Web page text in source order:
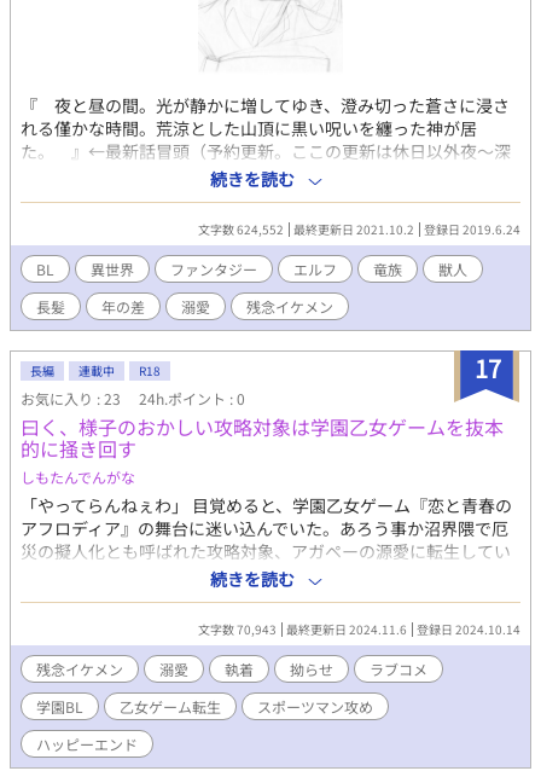
『 夜と昼の間。光が静かに増してゆき、澄み切った蒼さに浸さ
れる僅かな時間。荒涼とした山頂に黒い呪いを纏った神が居
た。 』←最新話冒頭（予約更新。ここの更新は休日以外夜～深
夜になります） 今宮柚月（イマミヤユヅキ）は16歳の女子高
生。図書館で一冊の本を手に取ろうとしたら異世界へ飛んでしま
った。うーん、いい天気。空を落下してますけど！！神様の説明
とか加護とかないんですけど！！これは夢？ 男性に転換後、出会
った男に無理矢理ヤられほだされ、一緒に過ごす内に世界を知
り、危機を知り、救ってゆく、そんなありふれた物語。 ★エロ☆
微エロ。 数字がないのは主人公以外の視点の回になります。 コロ
コロ更新ペースが変わるため、目次下段のフリースペースにお知
らせを載せています。マイペースな素人投稿。 ハッピーエンド予
定です。 表紙は主人公ではなかったりします。 落書き増加分、表
紙を変えてゆくスタイルです。 詳細（簡単）は落書きページをど
うぞです。
続きを読む
文字数 624,552 最終更新日 2021.10.2 登録日 2019.6.24
BL 異世界 ファンタジー エルフ 竜族
獣人
長髪
年の差 溺愛 残念イケメン
17
長編 連載中 R18
お気に入り : 23 24h.ポイント : 0
曰く、様子のおかしい攻略対象は学園乙女ゲームを抜本
的に掻き回す
しもたんでんがな
「やってらんねぇわ」 目覚めると、学園乙女ゲーム『恋と青春の
アフロディア』の舞台に迷い込んでいた。あろう事か沼界隈で厄
災の擬人化とも呼ばれた攻略対象、アガペーの源愛に転生してい
た事に気が付いた俺は開き直って溶けかけたアイスを啜った。 掻
き回し役の源愛が人生を大きく躓くキッカケで前世の記憶を取り
戻すも既に後の祭り。 乙女ゲーム本番の学園生活が始まるまで残
り数年、何が何でも物語のキッカケとなるイベントを回避すると
決意した。 家族の為、友の為。 大義名分を引っ提げ、己がために
持ち前の推定愛嬌と厚かましさだけで襲い来るイベントと出歯亀
どもを次々と掻い潜る。 異変に気付いた時には時既に遅し。いつ
の間にか三国一の愛されもんになっていたバッタもん攻略対象の
珍話開幕。 ※18overにはタイトルに※を付けます(後半予定)。 ※
続きを読む
文字数 70,943 最終更新日 2024.11.6 登録日 2024.10.14
残念イケメン 溺愛 執着 拗らせ
ラブコメ
学園BL
乙女ゲーム転生
スポーツマン攻め
ハッピーエンド